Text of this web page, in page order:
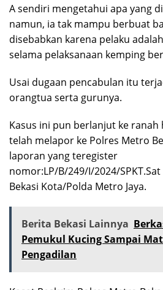
A sendiri mengetahui apa yang
namun, ia tak mampu berbuat
disebabkan karena pelaku
selama pelaksanaan kemping
Usai dugaan pencabulan itu
orangtua serta gurunya.
Kasus ini pun berlanjut ke
telah melapor ke Polres Metro
laporan yang teregister
nomor:LP/B/249/I/2024/
Bekasi Kota/Polda Metro Jaya.
Berita Bekasi Lainnya
Pemukul Kucing Sampai
Pengadilan